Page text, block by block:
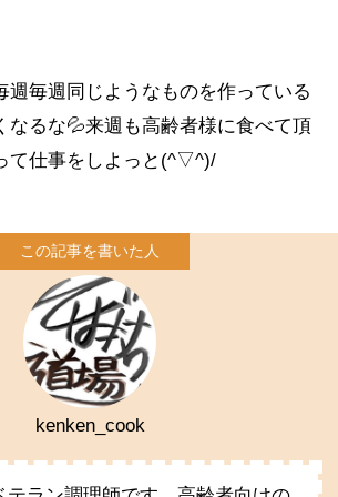
週毎週同じようなものを作っている
なるな💦来週も高齢者様に食べて頂
て仕事をしよっと(^▽^)/
kenken_cook